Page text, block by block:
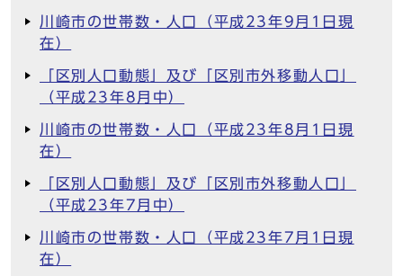
川崎市の世帯数・人口（平成23年9月1日現
在）
「区別人口動態」及び「区別市外移動人口」
（平成23年8月中）
川崎市の世帯数・人口（平成23年8月1日現
在）
「区別人口動態」及び「区別市外移動人口」
（平成23年7月中）
川崎市の世帯数・人口（平成23年7月1日現
在）